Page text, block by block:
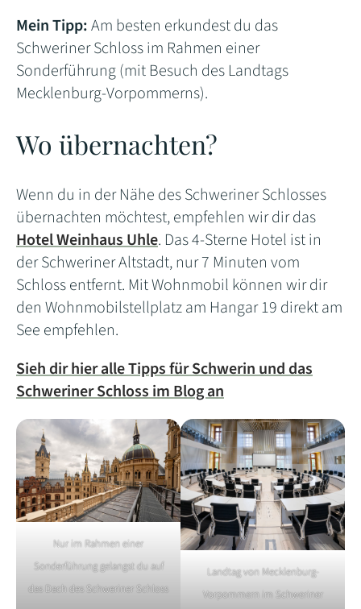
Mein Tipp:Am besten erkundest du das
Schweriner Schloss im Rahmen einer
Sonderführung (mit Besuch des Landtags
Mecklenburg-Vorpommerns).
Wo übernachten?
Wenn du in der Nähe des Schweriner Schlosses
übernachten möchtest, empfehlen wir dir das
Hotel Weinhaus Uhle. Das 4-Sterne Hotel ist in
der Schweriner Altstadt, nur 7 Minuten vom
Schloss entfernt. Mit Wohnmobil können wir dir
den Wohnmobilstellplatz am Hangar 19 direkt am
See empfehlen.
Sieh dir hier alle Tipps für Schwerin und das
Schweriner Schloss im Blog an
Nur im Rahmen einer
Sonderführung gelangst du auf
das Dach des Schweriner Schloss
Landtag von Mecklenburg-
Vorpommern im Schweriner